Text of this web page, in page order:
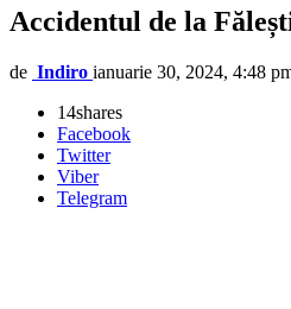
Accidentul de la
de Indiro ianuarie 30, 2024, 4:48
14shares
Facebook
Twitter
Viber
Telegram